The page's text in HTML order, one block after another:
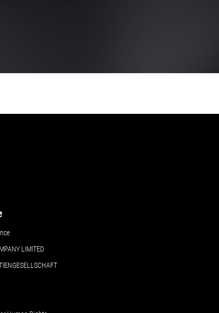
LIMITED